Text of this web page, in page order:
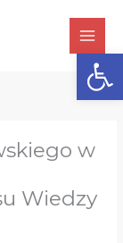
w
Wiedzy